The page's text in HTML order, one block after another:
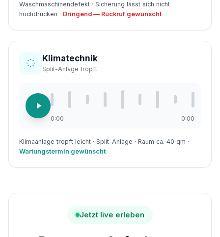
Waschmaschinendefekt · Sicherung lässt sich nicht
hochdrücken · Dringend — Rückruf gewünscht
Klimatechnik
Split-Anlage tropft
0:00 0:00
Klimaanlage tropft leicht · Split-Anlage · Raum ca. 40 qm ·
Wartungstermin gewünscht
Jetzt live erleben